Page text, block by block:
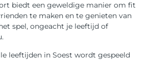
biedt een geweldige manier om fit
te maken en te genieten van
spel, ongeacht je leeftijd of
leeftijden in Soest wordt gespeeld